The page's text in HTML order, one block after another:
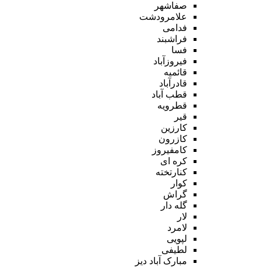
صفاشهر
علامرودشت
فدامی
فراشبند
فسا
فیروزآباد
قائمیه
قادرآباد
قطب آباد
قطرویه
قیر
کارزین
کازرون
کامفیروز
کره ای
کنارتخته
کوار
گراش
گله دار
لار
لامرد
لپویی
لطیفی
مبارک آباد دیز